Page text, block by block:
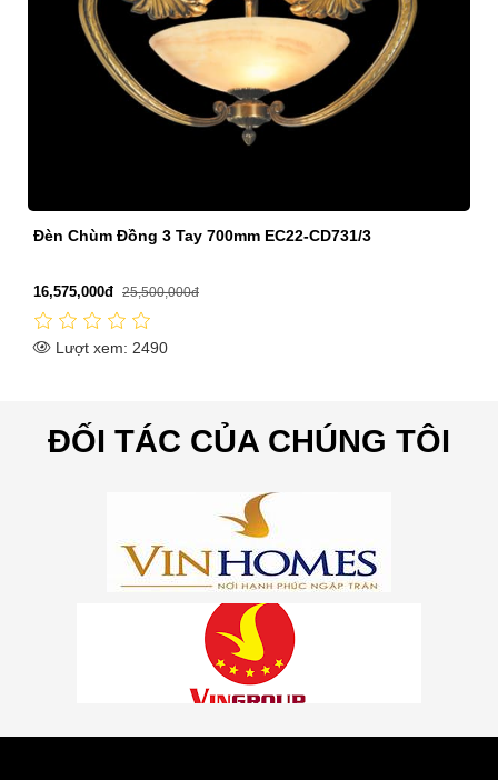
Đèn Chùm Trang Trí Phòng Khách 12 Tay EC22-C79/12
11,375,000đ 17,500,000đ
Lượt xem: 2676
ĐỐI TÁC CỦA CHÚNG TÔI